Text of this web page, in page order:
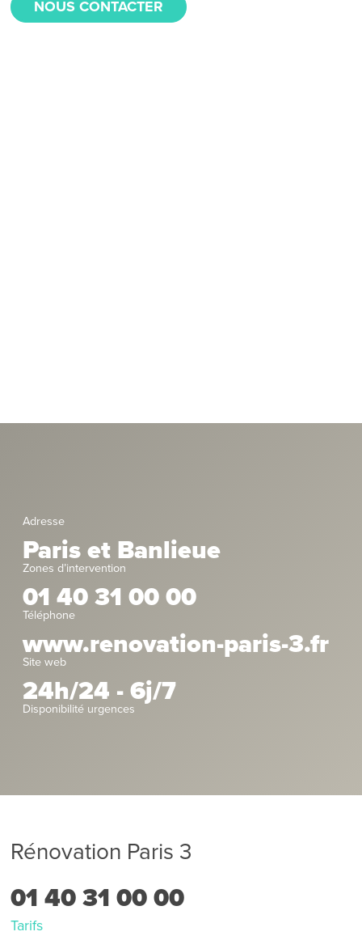
NOUS CONTACTER
Adresse
Paris et Banlieue
Zones d’intervention
01 40 31 00 00
Téléphone
www.renovation-paris-3.fr
Site web
24h/24 - 6j/7
Disponibilité urgences
Rénovation Paris 3
01 40 31 00 00
Tarifs